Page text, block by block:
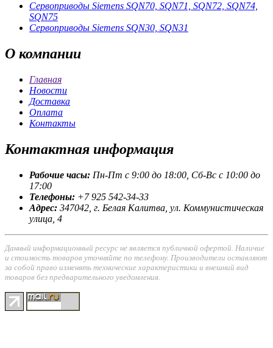
Сервоприводы Siemens SQN70, SQN71, SQN72, SQN74,
SQN75
Сервоприводы Siemens SQN30, SQN31
О компании
Главная
Новости
Доставка
Оплата
Контакты
Контактная информация
Рабочие часы: Пн-Пт с 9:00 до 18:00, Сб-Вс с 10:00 до
17:00
Телефоны: +7 925 542-34-33
Адрес: 347042, г. Белая Калитва, ул. Коммунистическая
улица, 4
Данный информационный ресурс не является публичной офертой. Наличие
и стоимость товаров уточняйте по телефону. Производители оставляют
за собой право изменять технические характеристики и внешний вид
товаров без предварительного уведомления.